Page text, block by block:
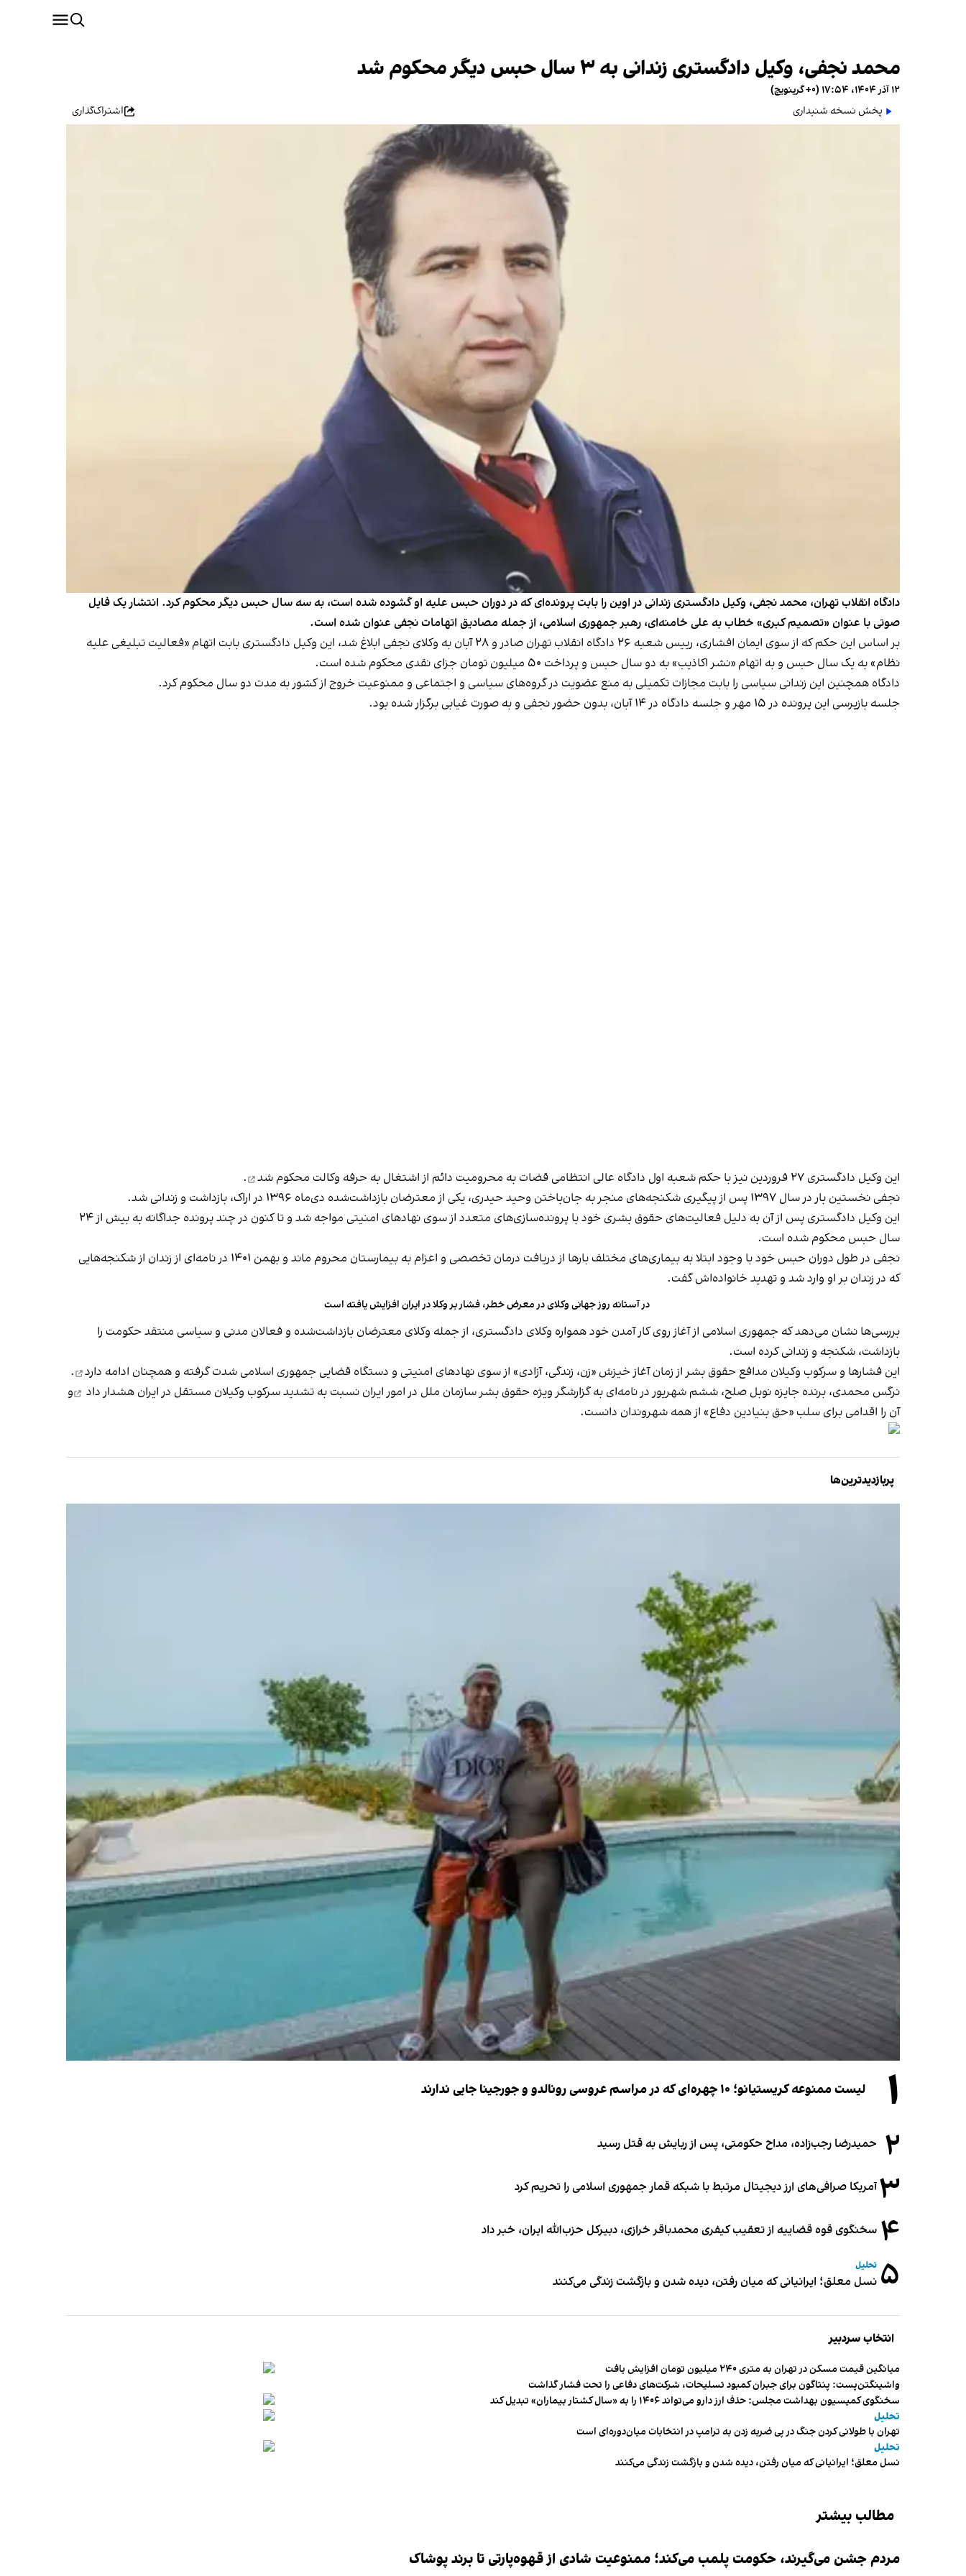
محمد نجفی، وکیل دادگستری زندانی به ۳ سال حبس دیگر محکوم شد
۱۲ آذر ۱۴۰۴، ۱۷:۵۴ (‎+۰ گرینویچ)
پخش نسخه شنیداری
اشتراک‌گذاری
دادگاه انقلاب تهران، محمد نجفی، وکیل دادگستری زندانی در اوین را بابت پرونده‌ای که در دوران حبس علیه او گشوده شده است، به سه سال حبس دیگر محکوم کرد. انتشار یک فایل
صوتی با عنوان «تصمیم کبری» خطاب به علی خامنه‌ای، رهبر جمهوری اسلامی، از جمله مصادیق اتهامات نجفی عنوان شده است.
بر اساس این حکم که از سوی ایمان افشاری، رییس شعبه ۲۶ دادگاه انقلاب تهران صادر و ۲۸ آبان به وکلای نجفی ابلاغ شد، این وکیل دادگستری بابت اتهام «فعالیت تبلیغی علیه
نظام» به یک سال حبس و به اتهام «نشر اکاذیب» به دو سال حبس و پرداخت ۵۰ میلیون تومان جزای نقدی محکوم شده است.
دادگاه همچنین این زندانی سیاسی را بابت مجازات تکمیلی به منع عضویت در گروه‌های سیاسی و اجتماعی و ممنوعیت خروج از کشور به مدت دو سال محکوم کرد.
جلسه بازپرسی این پرونده در ۱۵ مهر و جلسه دادگاه در ۱۴ آبان، بدون حضور نجفی و به صورت غیابی برگزار شده بود.
این وکیل دادگستری ۲۷ فروردین نیز با حکم شعبه اول دادگاه عالی انتظامی قضات به محرومیت دائم از اشتغال به حرفه وکالت محکوم شد
.
نجفی نخستین بار در سال ۱۳۹۷ پس از پیگیری شکنجه‌های منجر به جان‌باختن وحید حیدری، یکی از معترضان بازداشت‌شده دی‌ماه ۱۳۹۶ در اراک، بازداشت و زندانی شد.
این وکیل دادگستری پس از آن به دلیل فعالیت‌های حقوق بشری خود با پرونده‌سازی‌های متعدد از سوی نهادهای امنیتی مواجه شد و تا کنون در چند پرونده جداگانه به بیش از ۲۴
سال حبس محکوم شده است.
نجفی در طول دوران حبس خود با وجود ابتلا به بیماری‌‌های مختلف بارها از دریافت درمان تخصصی و اعزام به بیمارستان محروم ماند و بهمن ۱۴۰۱ در نامه‌ای از زندان از شکنجه‌هایی
که در زندان بر او وارد شد و تهدید خانواده‌اش گفت.
در آستانه روز جهانی وکلای در معرض خطر، فشار بر وکلا در ایران افزایش یافته است
بررسی‌ها نشان می‌دهد که جمهوری اسلامی از آغاز روی کار آمدن خود همواره وکلای دادگستری، از جمله وکلای معترضان بازداشت‌شده و فعالان مدنی و سیاسی منتقد حکومت را
بازداشت، شکنجه و زندانی کرده است.
این فشارها و سرکوب وکیلان مدافع حقوق بشر از زمان آغاز خیزش «زن، زندگی، آزادی» از سوی نهادهای امنیتی و دستگاه قضایی جمهوری اسلامی شدت گرفته و همچنان ادامه دارد
.
نرگس محمدی، برنده جایزه نوبل صلح، ششم شهریور در نامه‌ای به گزارشگر ویژه حقوق بشر سازمان ملل در امور ایران نسبت به تشدید سرکوب وکیلان مستقل در ایران هشدار داد
و
آن را اقدامی برای سلب «حق بنیادین دفاع» از همه شهروندان دانست.
پربازدیدترین‌ها
۱ لیست ممنوعه کریستیانو؛ ۱۰ چهره‌ای که در مراسم عروسی رونالدو و جورجینا جایی ندارند
۲ حمیدرضا رجب‌زاده، مداح حکومتی، پس از ربایش به قتل رسید
۳آمریکا صرافی‌های ارز دیجیتال مرتبط با شبکه قمار جمهوری اسلامی را تحریم کرد
۴ سخنگوی قوه قضاییه از تعقیب کیفری محمدباقر خرازی، دبیر‌کل حزب‌الله ایران، خبر داد
۵ تحلیل
نسل معلق؛ ایرانیانی که میان رفتن، دیده شدن و بازگشت زندگی می‌کنند
انتخاب سردبیر
میانگین قیمت مسکن در تهران به متری ۲۴۰ میلیون تومان افزایش یافت
واشینگتن‌پست: پنتاگون برای جبران کمبود تسلیحات، شرکت‌های دفاعی را تحت فشار گذاشت
سخنگوی کمیسیون بهداشت مجلس: حذف ارز دارو می‌تواند ۱۴۰۶ را به «سال کشتار بیماران» تبدیل کند
تحلیل
تهران با طولانی کردن جنگ در پی ضربه زدن به ترامپ در انتخابات میان‌دوره‌ای است
تحلیل
نسل معلق؛ ایرانیانی که میان رفتن، دیده شدن و بازگشت زندگی می‌کنند
مطالب بیشتر
مردم جشن می‌گیرند، حکومت پلمب می‌کند؛ ممنوعیت شادی از قهوه‌پارتی تا برند پوشاک